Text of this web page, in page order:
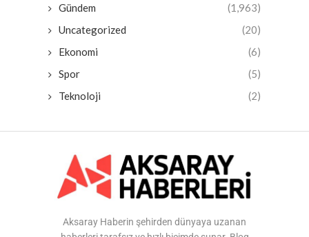
Gündem
(1,963)
Uncategorized
(20)
Ekonomi
(6)
Spor
(5)
Teknoloji
(2)
Aksaray Haberin şehirden dünyaya uzanan